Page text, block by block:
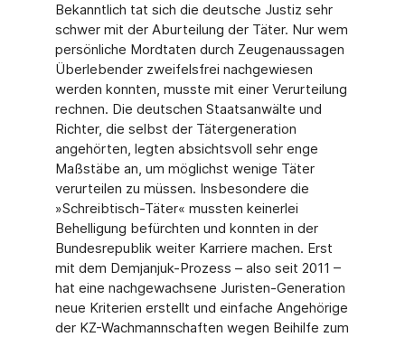
Bekanntlich tat sich die deutsche Justiz sehr
schwer mit der Aburteilung der Täter. Nur wem
persönliche Mordtaten durch Zeugenaussagen
Überlebender zweifelsfrei nachgewie­sen
werden konnten, musste mit einer Verurteilung
rechnen. Die deutschen Staatsanwälte und
Richter, die selbst der Tätergeneration
angehörten, legten absichtsvoll sehr enge
Maß­stäbe an, um möglichst wenige Täter
verurteilen zu müssen. Insbesondere die
»Schreibtisch-Täter« mussten keinerlei
Behelligung befürchten und konnten in der
Bundes­republik weiter Karriere machen. Erst
mit dem Demjanjuk-Prozess – also seit 2011 –
hat eine nachgewachsene Juristen-Generation
neue Kriterien erstellt und einfache Angehörige
der KZ-Wachmannschaften wegen Beihilfe zum